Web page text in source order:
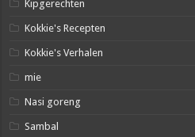
Kipgerechten
Kokkie's Recepten
Kokkie's Verhalen
mie
Nasi goreng
Sambal